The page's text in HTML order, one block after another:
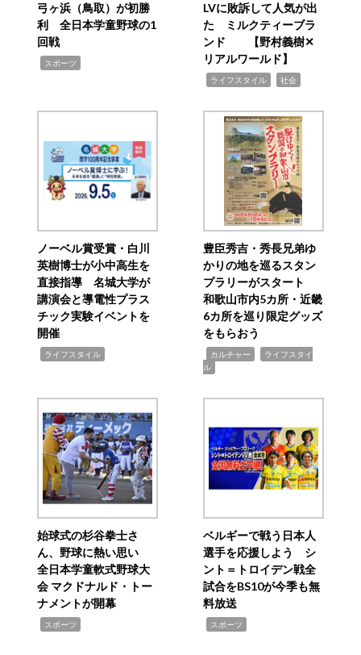
弓ヶ浜（鳥取）が初勝
利 全日本学童野球の1
回戦
スポーツ
LVに敗訴して人気が出
た ミルクティーブラ
ンド 【野村義樹✕
リアルワールド】
ライフスタイル 社会
ノーベル賞受賞・白川
英樹博士が小中高生を
直接指導 名城大学が
講演会と導電性プラス
チック実験イベントを
開催
ライフスタイル
豊臣秀吉・秀長兄弟ゆ
かりの地を巡るスタン
プラリーがスタート
和歌山市内5カ所・近畿
6カ所を巡り限定グッズ
をもらおう
カルチャー
ライフスタイ
ル
始球式の杉谷拳士さ
ん、野球に熱い思い
全日本学童軟式野球大
会 マクドナルド・トー
ナメントが開幕
スポーツ
ベルギーで戦う日本人
選手を応援しよう シ
ント＝トロイデン戦全
試合をBS10が今季も無
料放送
スポーツ